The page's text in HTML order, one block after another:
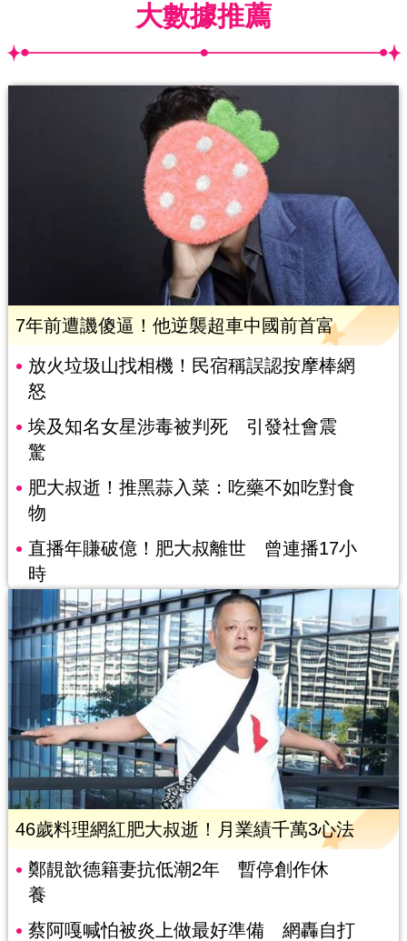
大數據推薦
7年前遭譏傻逼！他逆襲超車中國前首富
放火垃圾山找相機！民宿稱誤認按摩棒網
怒
埃及知名女星涉毒被判死 引發社會震
驚
肥大叔逝！推黑蒜入菜：吃藥不如吃對食
物
直播年賺破億！肥大叔離世 曾連播17小
時
46歲料理網紅肥大叔逝！月業績千萬3心法
鄭靚歆德籍妻抗低潮2年 暫停創作休
養
蔡阿嘎喊怕被炎上做最好準備 網轟自打